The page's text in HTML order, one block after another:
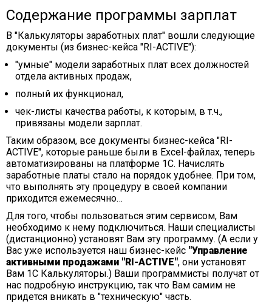
Содержание программы зарплат
В "Калькуляторы заработных плат" вошли следующие
документы (из бизнес-кейса "RI-ACTIVE"):
"умные" модели заработных плат всех должностей
отдела активных продаж,
полный их функционал,
чек-листы качества работы, к которым, в т.ч.,
привязаны модели зарплат.
Таким образом, все документы бизнес-кейса "RI-
ACTIVE", которые раньше были в Excel-файлах, теперь
автоматизированы на платформе 1С. Начислять
заработные платы стало на порядок удобнее. При том,
что выполнять эту процедуру в своей компании
приходится ежемесячно…
Для того, чтобы пользоваться этим сервисом, Вам
необходимо к нему подключиться. Наши специалисты
(дистанционно) установят Вам эту программу. (А если у
Вас уже используется наш бизнес-кейс "Управление
активными продажами "RI-ACTIVE", они установят
Вам 1С Калькуляторы.) Ваши программисты получат от
нас подробную инструкцию, так что Вам самим не
придется вникать в "техническую" часть.